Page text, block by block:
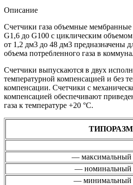
Описание
Счетчики газа объемные
G1,6 до G100 с циклическим
от 1,2 дм3 до 48 дм3 предназначены
объема потребленного газа в
Счетчики выпускаются в двух
температурной компенсацией и без
компенсации. Счетчики с
компенсацией обеспечивают
газа к температуре +20 °С.
— максимальный
— номинальный
— минимальный